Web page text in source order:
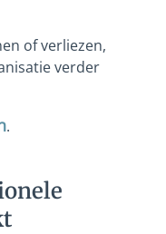
of verliezen,
verder
.